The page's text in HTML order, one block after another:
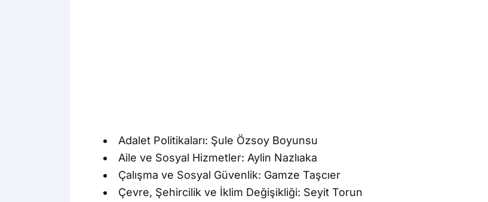
Adalet Politikaları: Şule Özsoy Boyunsu
Aile ve Sosyal Hizmetler: Aylin Nazlıaka
Çalışma ve Sosyal Güvenlik: Gamze Taşcıer
Çevre, Şehircilik ve İklim Değişikliği: Seyit Torun